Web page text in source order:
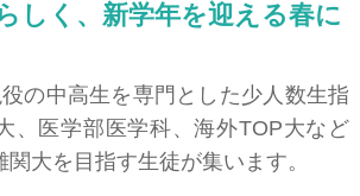
しく、新学年を迎える春に
の中高生を専門とした少人数生指
、医学部医学科、海外TOP大など
大を目指す生徒が集います。